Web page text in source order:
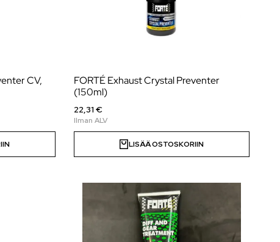
CV,
FORTÉ Exhaust Crystal Preventer
(150ml)
22,31 €
LISÄÄ OSTOSKORIIN